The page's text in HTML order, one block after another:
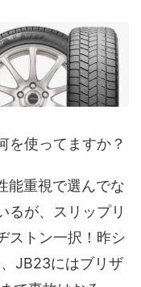
を使ってますか？
能重視で選んでな
るが、スリップリ
ストン一択！昨シ
JB23にはブリザ